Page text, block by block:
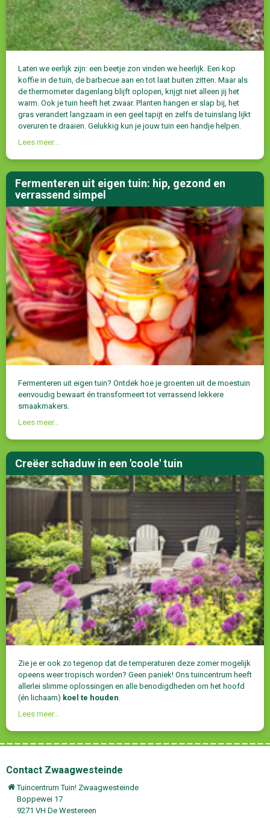
Laten we eerlijk zijn: een beetje zon vinden we heerlijk. Een kop
koffie in de tuin, de barbecue aan en tot laat buiten zitten. Maar als
de thermometer dagenlang blijft oplopen, krijgt niet alleen jij het
warm. Ook je tuin heeft het zwaar. Planten hangen er slap bij, het
gras verandert langzaam in een geel tapijt en zelfs de tuinslang lijkt
overuren te draaien. Gelukkig kun je jouw tuin een handje helpen.
Lees meer...
Fermenteren uit eigen tuin: hip, gezond en
verrassend simpel
Fermenteren uit eigen tuin? Ontdek hoe je groenten uit de moestuin
eenvoudig bewaart én transformeert tot verrassend lekkere
smaakmakers.
Lees meer...
Creëer schaduw in een 'coole' tuin
Zie je er ook zo tegenop dat de temperaturen deze zomer mogelijk
opeens weer tropisch worden? Geen paniek! Ons tuincentrum heeft
allerlei slimme oplossingen en alle benodigdheden om het hoofd
(én lichaam) koel te houden
Lees meer...
Contact Zwaagwesteinde
Tuincentrum Tuin! Zwaagwesteinde
Boppewei 17
9271 VH De Westereen